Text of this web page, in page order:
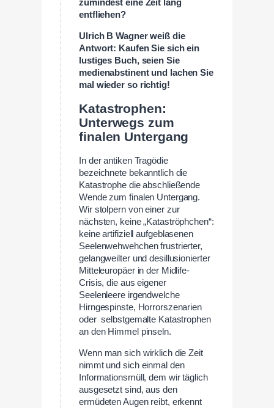
zumindest eine Zeit lang
entfliehen?
Ulrich B Wagner weiß die
Antwort: Kaufen Sie sich ein
lustiges Buch, seien Sie
medienabstinent und lachen Sie
mal wieder so richtig!
Katastrophen:
Unterwegs zum
finalen Untergang
In der antiken Tragödie
bezeichnete bekanntlich die
Katastrophe die abschließende
Wende zum finalen Untergang.
Wir stolpern von einer zur
nächsten, keine „Kataströphchen“:
keine artifiziell aufgeblasenen
Seelenwehwehchen frustrierter,
gelangweilter und desillusionierter
Mitteleuropäer in der Midlife-
Crisis, die aus eigener
Seelenleere irgendwelche
Hirngespinste, Horrorszenarien
oder selbstgemalte Katastrophen
an den Himmel pinseln.
Wenn man sich wirklich die Zeit
nimmt und sich einmal den
Informationsmüll, dem wir täglich
ausgesetzt sind, aus den
ermüdeten Augen reibt, erkennt